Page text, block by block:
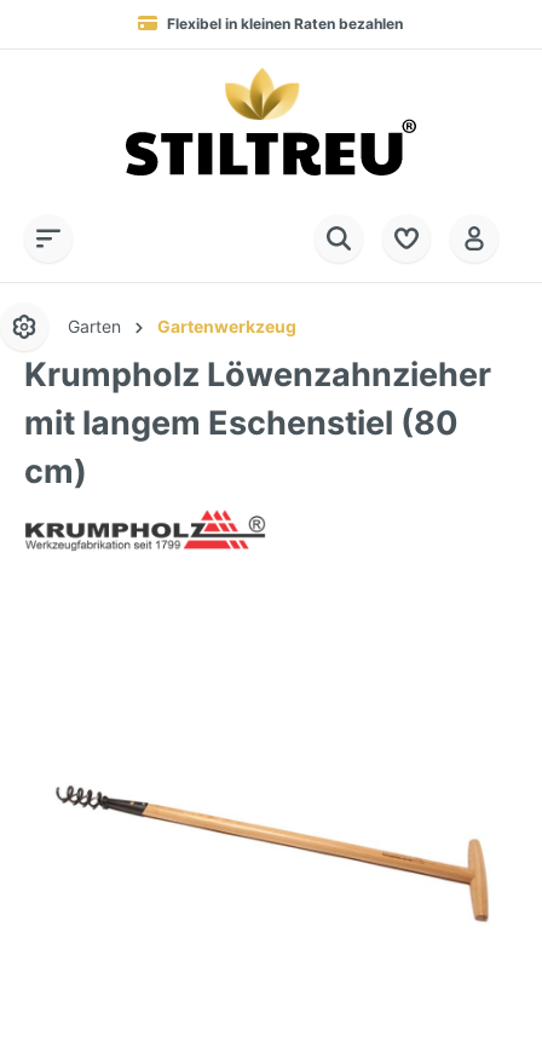
Flexibel in kleinen Raten bezahlen
Blitzversand in 1-3 Werktagen nach DE, AT & NL
+49 (0) 28 32 - 408 990 0
Dauerhaft hohe Warenverfügbarkeit
SSL-verschlüsselt online einkaufen
Garten Gartenwerkzeug
Krumpholz Löwenzahnzieher
mit langem Eschenstiel (80
cm)